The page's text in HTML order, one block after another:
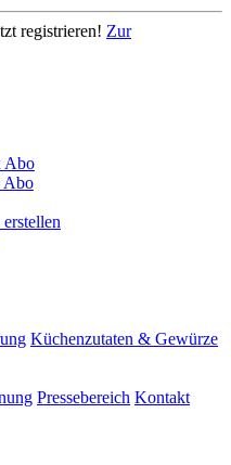
registrieren! Zur
Abo
Abo
Küchenzutaten & Gewürze
Pressebereich Kontakt